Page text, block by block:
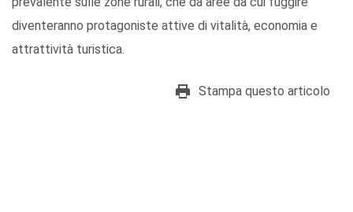
diventeranno protagoniste attive di vitalità, economia e
attrattività turistica.
Stampa questo articolo